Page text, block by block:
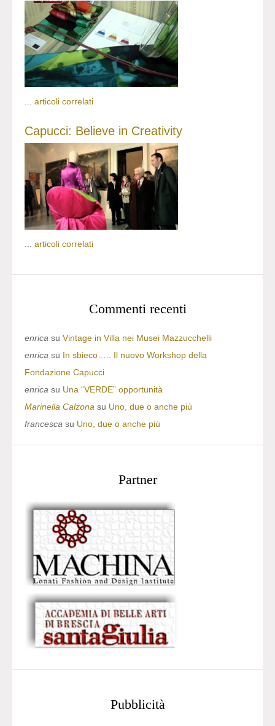
articoli correlati
Capucci: Believe in Creativity
articoli correlati
Commenti recenti
enrica su Vintage in Villa nei Musei Mazzucchelli
enrica su In sbieco….. Il nuovo Workshop della
Fondazione Capucci
enrica su Una “VERDE” opportunità
Marinella Calzona su Uno, due o anche più
francesca su Uno, due o anche più
Partner
Pubblicità